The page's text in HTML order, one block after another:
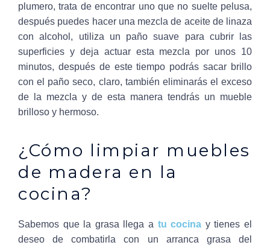
plumero, trata de encontrar uno que no suelte pelusa,
después puedes hacer una mezcla de aceite de linaza
con alcohol, utiliza un paño suave para cubrir las
superficies y deja actuar esta mezcla por unos 10
minutos, después de este tiempo podrás sacar brillo
con el paño seco, claro, también eliminarás el exceso
de la mezcla y de esta manera tendrás un mueble
brilloso y hermoso.
¿Cómo limpiar muebles
de madera en la
cocina?
Sabemos que la grasa llega a tu cocina y tienes el
deseo de combatirla con un arranca grasa del